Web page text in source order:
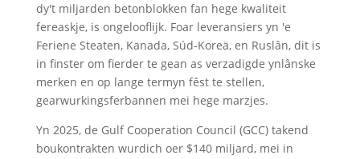
dy't miljarden betonblokken fan hege kwaliteit
fereaskje, is ongelooflijk. Foar leveransiers yn 'e
Feriene Steaten, Kanada, Súd-Koreä, en Ruslân, dit is
in finster om fierder te gean as verzadigde ynlânske
merken en op lange termyn fêst te stellen,
gearwurkingsferbannen mei hege marzjes.
Yn 2025, de Gulf Cooperation Council (GCC) takend
boukontrakten wurdich oer $140 miljard, mei in